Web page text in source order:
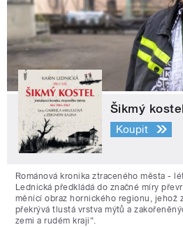
Šikmý
Koupit
Románová kronika ztraceného města -
Lednická předkládá do značné míry
měnící obraz hornického regionu, jehož
překrývá tlustá vrstva mýtů a
zemi a rudém kraji“.